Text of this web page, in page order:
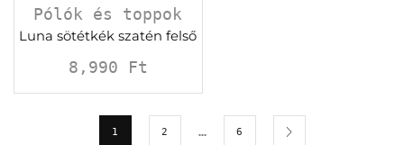
Pólók és toppok
Luna sötétkék szatén felső
8,990 Ft
1 2 … 6